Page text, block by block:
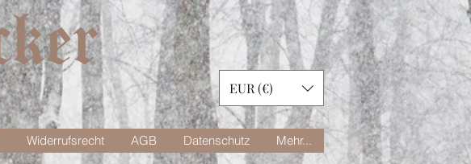
EUR (€)
Widerrufsrecht AGB Datenschutz Mehr...